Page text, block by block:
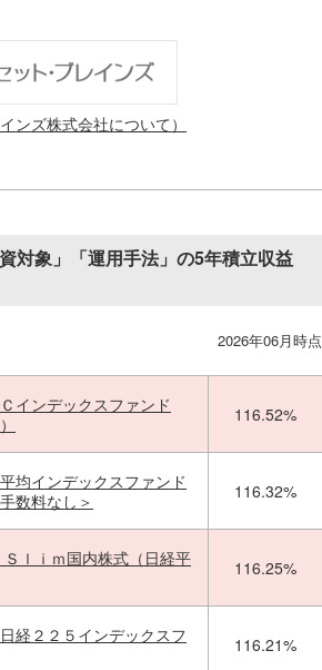
ンズ株式会社について）
対象」「運用手法」の5年積立収益
2026年06月時点
インデックスファンド
116.52%
均インデックスファンド
数料なし＞
116.32%
Ｓｌｉｍ国内株式（日経平
116.25%
経２２５インデックスフ
116.21%